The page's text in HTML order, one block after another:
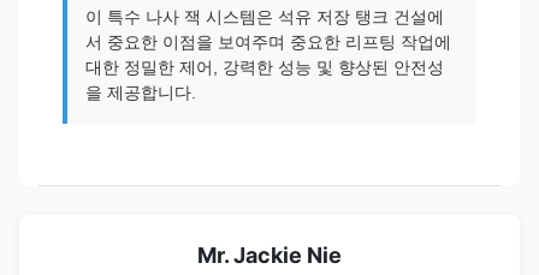
이 특수 나사 잭 시스템은 석유 저장 탱크 건설에
서 중요한 이점을 보여주며 중요한 리프팅 작업에
대한 정밀한 제어, 강력한 성능 및 향상된 안전성
을 제공합니다.
Mr. Jackie Nie